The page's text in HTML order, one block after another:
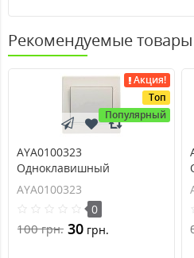
Рекомендуемые товары
Акция!
Топ
Популярный
AYA0100323
Одноклавишный
выключатель серия Anya
AYA0100323
0
100грн. 30 грн.